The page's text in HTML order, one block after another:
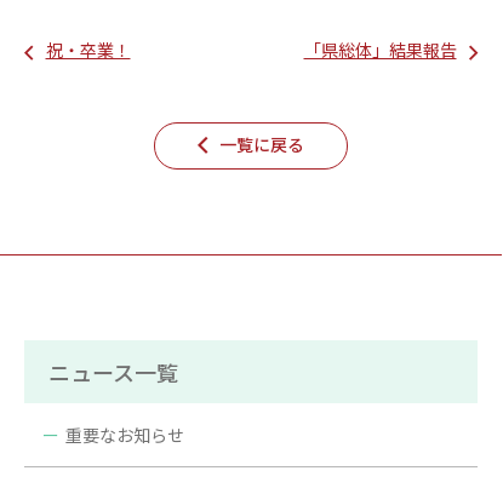
祝・卒業！ 「県総体」結果報告
一覧に戻る
ニュース一覧
重要なお知らせ